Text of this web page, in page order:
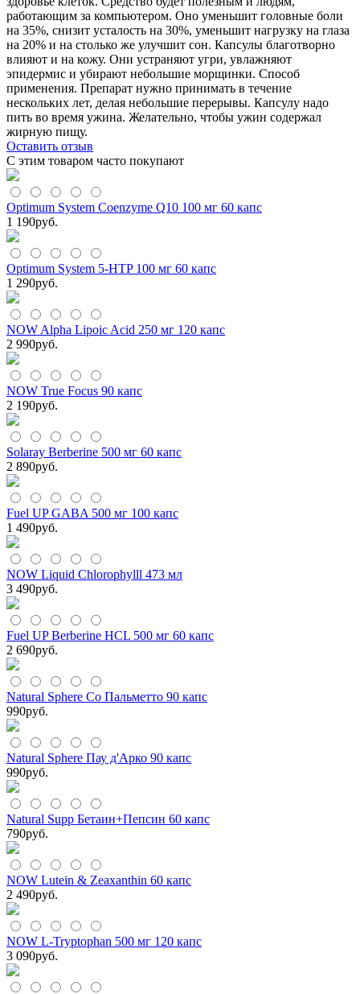
работающим за компьютером. Оно уменьшит головные боли
на 35%, снизит усталость на 30%, уменьшит нагрузку на глаза
на 20% и на столько же улучшит сон. Капсулы благотворно
влияют и на кожу. Они устраняют угри, увлажняют
эпидермис и убирают небольшие морщинки. Способ
применения. Препарат нужно принимать в течение
нескольких лет, делая небольшие перерывы. Капсулу надо
пить во время ужина. Желательно, чтобы ужин содержал
жирную пищу.
Оставить отзыв
С этим товаром часто покупают
Optimum System Coenzyme Q10 100 мг 60 капс
1 190руб.
Optimum System 5-HTP 100 мг 60 капс
1 290руб.
NOW Alpha Lipoic Acid 250 мг 120 капс
2 990руб.
NOW True Focus 90 капс
2 190руб.
Solaray Berberine 500 мг 60 капс
2 890руб.
Fuel UP GABA 500 мг 100 капс
1 490руб.
NOW Liquid Chlorophylll 473 мл
3 490руб.
Fuel UP Berberine HCL 500 мг 60 капс
2 690руб.
Natural Sphere Со Пальметто 90 капс
990руб.
Natural Sphere Пау д'Арко 90 капс
990руб.
Natural Supp Бетаин+Пепсин 60 капс
790руб.
NOW Lutein & Zeaxanthin 60 капс
2 490руб.
NOW L-Tryptophan 500 мг 120 капс
3 090руб.